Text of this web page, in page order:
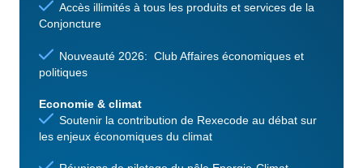
Accès illimités à tous les produits et services de la
Conjoncture
Nouveauté 2026: Club Affaires économiques et
politiques
Economie & climat
Soutenir la contribution de Rexecode au débat sur
les enjeux économiques du climat